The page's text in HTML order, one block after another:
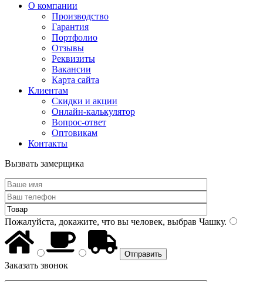
О компании
Производство
Гарантия
Портфолио
Отзывы
Реквизиты
Вакансии
Карта сайта
Клиентам
Скидки и акции
Онлайн-калькулятор
Вопрос-ответ
Оптовикам
Контакты
Вызвать замерщика
Пожалуйста, докажите, что вы человек, выбрав Чашку.
Заказать звонок